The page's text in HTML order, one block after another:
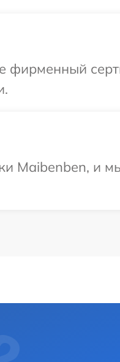
фирменный
Maibenben, и